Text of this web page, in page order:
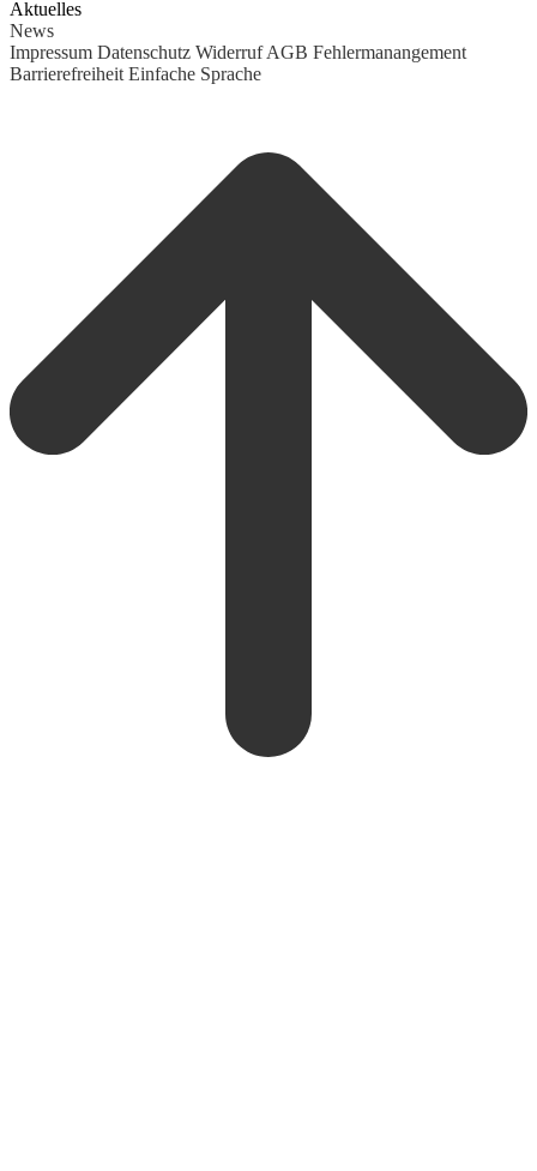
Aktuelles
News
Impressum Datenschutz Widerruf AGB Fehlermanangement
Barrierefreiheit Einfache Sprache